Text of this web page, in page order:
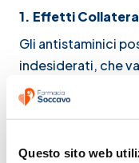
Questo sito web
1. Effetti
Gli antistaminici
indesiderati, che
del farmaco:
?Antistaminici di
✔️ Generalmente